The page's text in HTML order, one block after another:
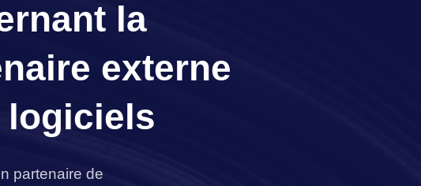
la
externe
logiciels
partenaire de